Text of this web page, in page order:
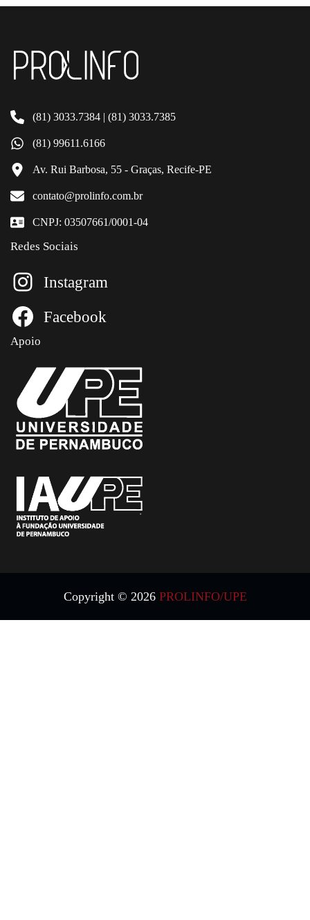
(81) 3033.7384 | (81) 3033.7385
(81) 99611.6166
Av. Rui Barbosa, 55 - Graças, Recife-PE
contato@prolinfo.com.br
CNPJ: 03507661/0001-04
Redes Sociais
Instagram
Facebook
Apoio
Copyright © 2026 PROLINFO/UPE